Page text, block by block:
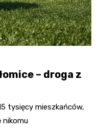
– droga z
tysięcy mieszkańców,
nikomu